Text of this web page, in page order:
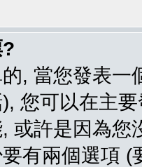
, 當您發表
您可以在主
或許是因為
有兩個選項